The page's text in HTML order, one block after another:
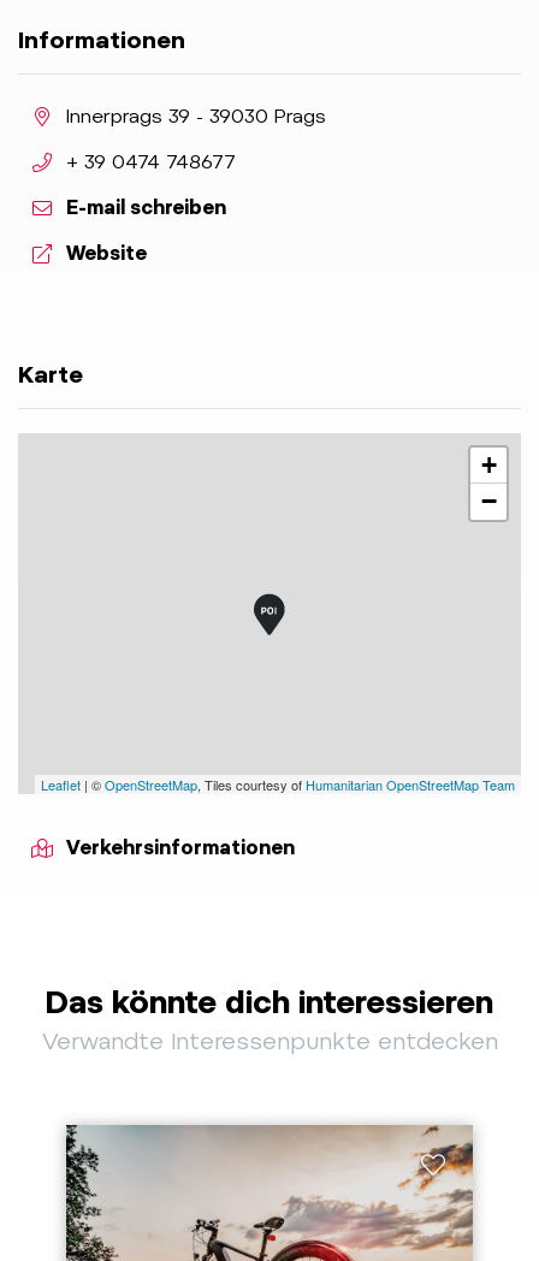
Informationen
aria.location:
Innerprags 39 - 39030 Prags
aria.phone:
+ 39 0474 748677
E-mail schreiben
aria.website:
Website
Karte
+
−
Leaflet | ©OpenStreetMap, Tiles courtesy of Humanitarian OpenStreetMap Team
Verkehrsinformationen
Das könnte dich interessieren
Verwandte Interessenpunkte entdecken